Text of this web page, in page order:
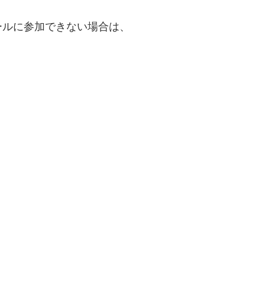
に参加できない場合は、